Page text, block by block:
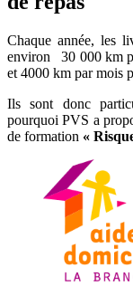
Chaque année, les
environ 30 000 km
et 4000 km par mois
Ils sont donc
pourquoi PVS a
de formation «